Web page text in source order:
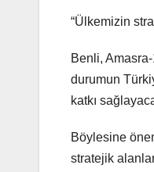
“Ülkemizin
Benli,
durumun
katkı
Böylesine
stratejik